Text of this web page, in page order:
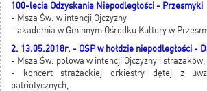
100-lecia Odzyskania Niepodległości - Przesmyki
- Msza Św. w intencji Ojczyzny
- akademia w Gminnym Ośrodku Kultury w
2. 13.05.2018r. - OSP w hołdzie niepodległości -
- Msza Św. polowa w intencji Ojczyzny i strażaków,
- koncert strażackiej orkiestry dętej z
patriotycznych,